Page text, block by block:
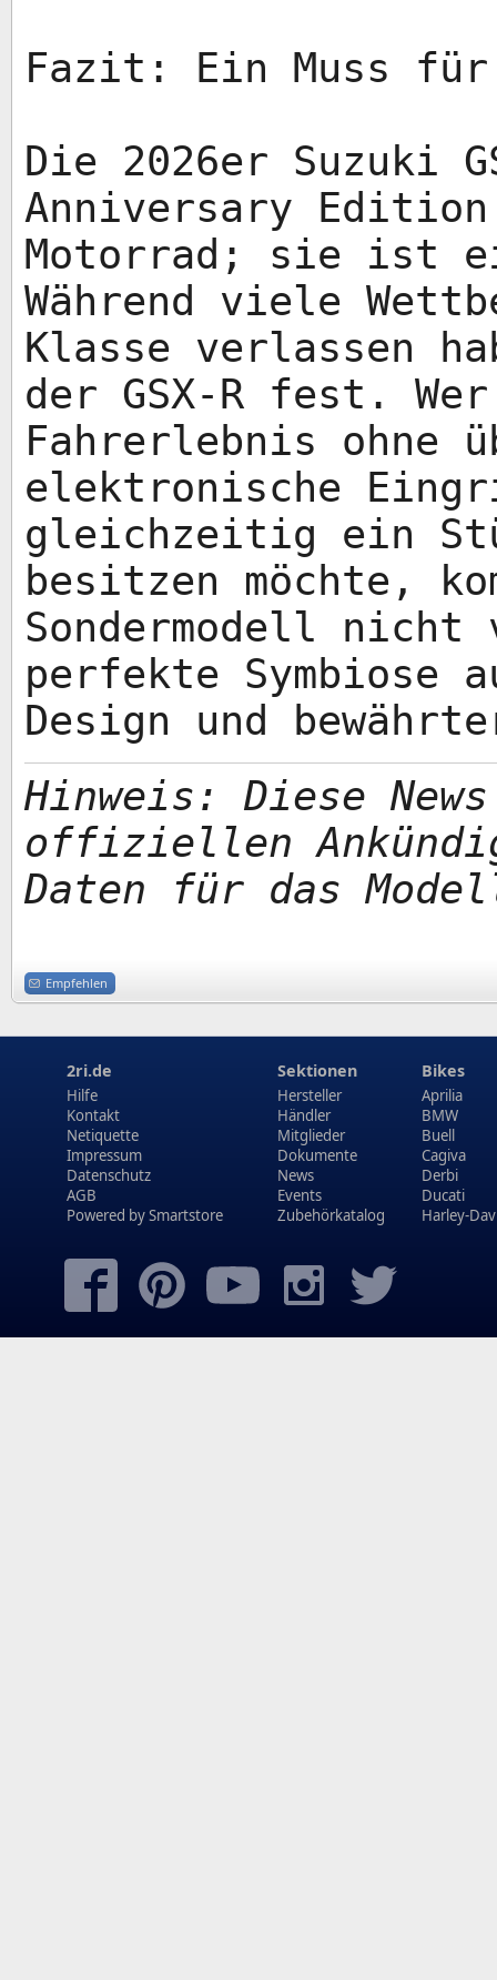
Fazit: Ein Muss für
Die 2026er Suzuki
Anniversary
Motorrad; sie ist
Während viele
Klasse verlassen
der GSX-R fest.
Fahrerlebnis ohne
elektronische
gleichzeitig ein
besitzen möchte,
Sondermodell
perfekte Symbiose
Design und
Hinweis: Diese
offiziellen
Daten für das
Empfehlen
2ri.de
Hilfe
Kontakt
Netiquette
Impressum
Datenschutz
AGB
Powered bySmartstore
Sektionen
Hersteller
Händler
Mitglieder
Dokumente
News
Events
Zubehörkatalog
Bikes
Aprilia
BMW
Buell
Cagiva
Derbi
Ducati
Harley-